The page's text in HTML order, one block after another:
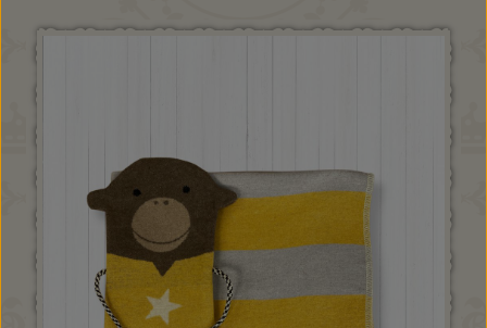
Bildergalerie überspringen